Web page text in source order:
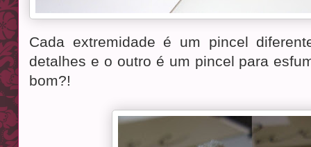
Cada extremidade é um pincel
detalhes e o outro é um pincel para
bom?!